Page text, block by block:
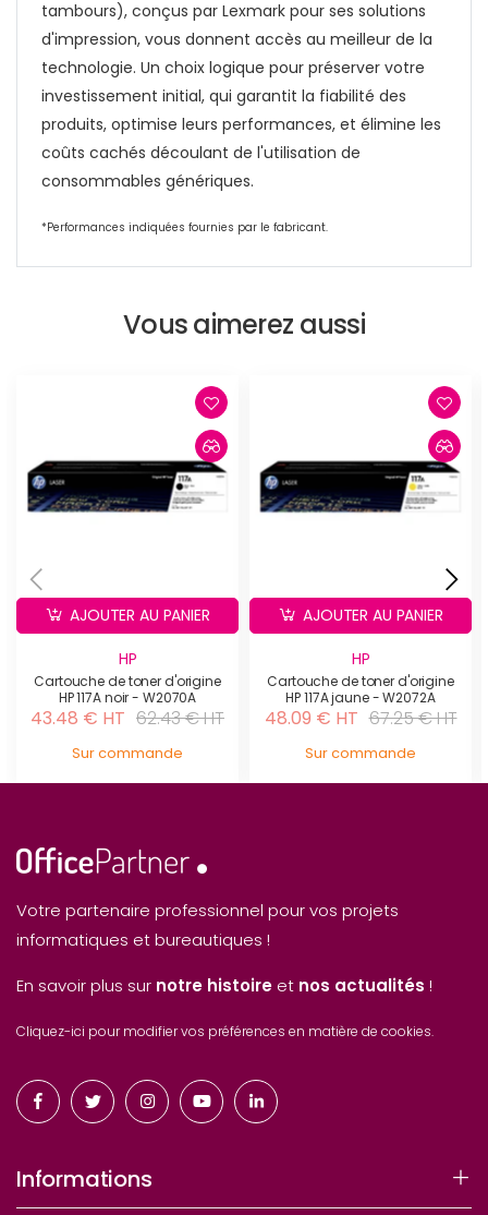
tambours), conçus par Lexmark pour ses solutions
d'impression, vous donnent accès au meilleur de la
technologie. Un choix logique pour préserver votre
investissement initial, qui garantit la fiabilité des
produits, optimise leurs performances, et élimine les
coûts cachés découlant de l'utilisation de
consommables génériques.
*Performances indiquées fournies par le fabricant.
Vous aimerez aussi
HP
Cartouche de toner d'origine
HP 117A noir - W2070A
43.48 € HT 62.43 € HT
Sur commande
AJOUTER AU PANIER
HP
Cartouche de toner d'origine
HP 117A jaune - W2072A
48.09 € HT 67.25 € HT
Sur commande
AJOUTER AU PANIER
Votre partenaire professionnel pour vos projets
informatiques et bureautiques !
En savoir plus sur notre histoire et nos actualités !
Cliquez-ici pour modifier vos préférences en matière de cookies.
Informations